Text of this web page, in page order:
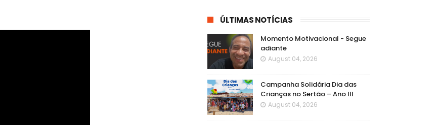
ÚLTIMAS NOTÍCIAS
Momento Motivacional - Segue
adiante
August 04, 2026
Campanha Solidária Dia das
Crianças no Sertão – Ano III
August 04, 2026